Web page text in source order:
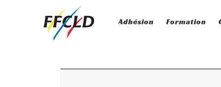
Adhésion Formation